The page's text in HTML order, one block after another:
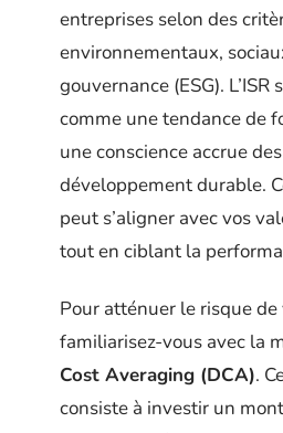
entreprises selon des
environnementaux,
gouvernance (ESG). L’ISR
comme une tendance de
une conscience accrue
développement durable.
peut s’aligner avec vos
tout en ciblant la
Pour atténuer le risque
familiarisez-vous avec la
Cost Averaging (DCA).
consiste à investir un